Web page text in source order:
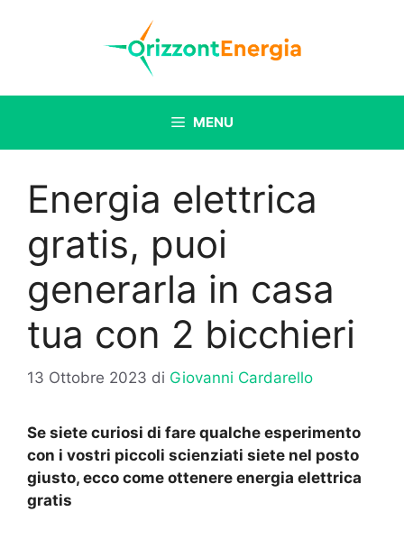
MENU
Energia elettrica
gratis, puoi
generarla in casa
tua con 2 bicchieri
13 Ottobre 2023 di Giovanni Cardarello
Se siete curiosi di fare qualche esperimento
con i vostri piccoli scienziati siete nel posto
giusto, ecco come ottenere energia elettrica
gratis